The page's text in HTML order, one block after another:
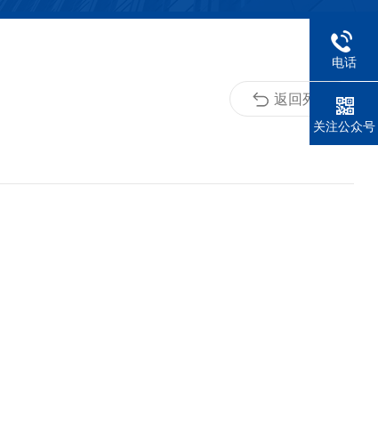
返回列表
电话
关注公众号